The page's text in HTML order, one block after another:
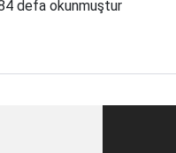
defa okunmuştur